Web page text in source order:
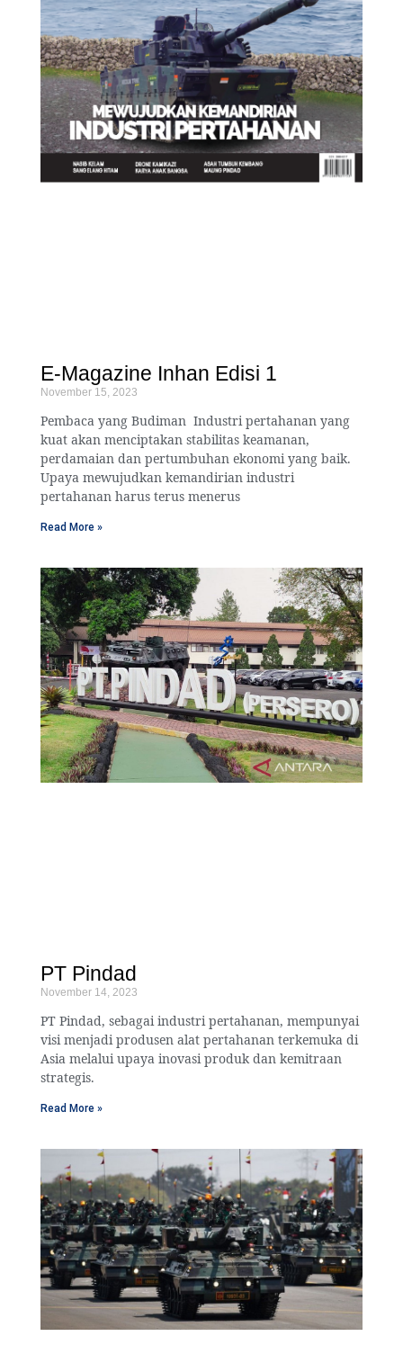
E-Magazine Inhan Edisi 1
November 15, 2023
Pembaca yang Budiman Industri pertahanan yang
kuat akan menciptakan stabilitas keamanan,
perdamaian dan pertumbuhan ekonomi yang baik.
Upaya mewujudkan kemandirian industri
pertahanan harus terus menerus
Read More »
PT Pindad
November 14, 2023
PT Pindad, sebagai industri pertahanan, mempunyai
visi menjadi produsen alat pertahanan terkemuka di
Asia melalui upaya inovasi produk dan kemitraan
strategis.
Read More »